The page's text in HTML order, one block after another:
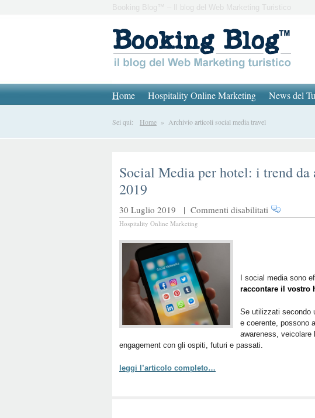
Booking Blog™ – Il blog del Web Marketing Turistico
Home Hospitality Online Marketing News del
Sei qui: Home » Archivio articoli social media travel
Social Media per hotel: i trend da
2019
30 Luglio 2019 | Commenti disabilitati su
Social
trend
da
nel
2019
Hospitality Online Marketing
I social media sono
raccontare il vostro
Se utilizzati secondo
e coerente, possono
awareness,
engagement con gli ospiti, futuri e passati.
leggi l’articolo completo…